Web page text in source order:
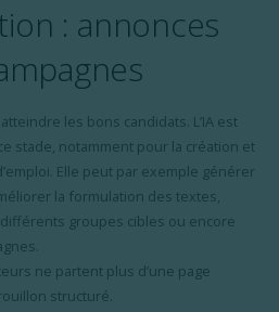
: annonces
les bons candidats. L’IA est
stade, notamment pour la création et
Elle peut par exemple générer
la formulation des textes,
groupes cibles ou encore
ne partent plus d’une page
structuré.